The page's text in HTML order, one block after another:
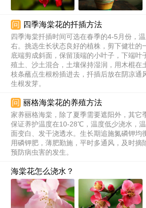
问 四季海棠花的扦插方法
四季海棠扦插时间可选在春季的4-5月份，
右。挑选生长状态良好的植株，剪下健壮的
底端剪成斜面，保留顶端的小叶子，下端叶
殖土、沙土混合，土壤保持湿润，用木棍在
枝条蘸点生根粉插进去，扦插后放在阴凉通
生根发芽。
问 丽格海棠花的养殖方法
家养丽格海棠，除了夏季需要遮阳外，其它
保证养护温度在10-28℃，温度低少浇水，
面变白、发干浇透水。生长期追施氮磷钾均
用磷钾肥，薄肥勤施，平时多通风，及时摘
预防病虫害的发生。
海棠花怎么浇水？